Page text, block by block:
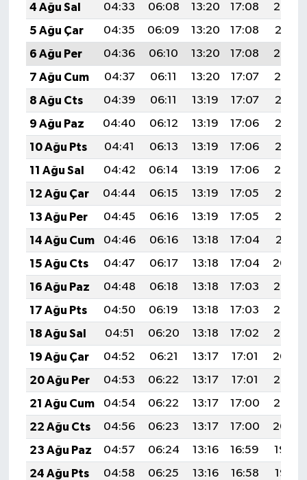
4 Ağu Sal 04:33 06:08 13:20 17:08
20:22
5 Ağu Çar
04:35 06:09 13:20 17:08
20:21
6 Ağu Per
04:36 06:10 13:20 17:08
20:20
7 Ağu Cum
04:37 06:11 13:20 17:07
20:19
8 Ağu Cts
04:39 06:11 13:19 17:07
20:18
9 Ağu Paz
04:40 06:12 13:19 17:06
20:16
10 Ağu Pts
04:41 06:13 13:19 17:06
20:15
11 Ağu Sal
04:42 06:14 13:19 17:06
20:14
12 Ağu Çar
04:44 06:15 13:19 17:05
20:13
13 Ağu Per
04:45 06:16 13:19 17:05
20:12
14 Ağu Cum
04:46 06:16 13:18 17:04
20:11
15 Ağu Cts
04:47 06:17 13:18 17:04
20:09
16 Ağu Paz
04:48 06:18 13:18 17:03
20:08
17 Ağu Pts
04:50 06:19 13:18 17:03
20:07
18 Ağu Sal
04:51 06:20 13:18 17:02
20:06
19 Ağu Çar
04:52 06:21 13:17 17:01
20:04
20 Ağu Per
04:53 06:22 13:17 17:01
20:03
21 Ağu Cum
04:54 06:22 13:17 17:00
20:02
22 Ağu Cts
04:56 06:23 13:17 17:00
20:00
23 Ağu Paz
04:57 06:24 13:16 16:59
19:59
24 Ağu Pts
04:58 06:25 13:16 16:58
19:57